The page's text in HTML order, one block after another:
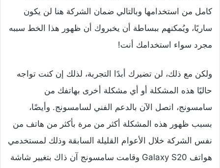
كامل من استخدامها وبالتالي ضمان الشركة هنا لن يكون
ساريًا، ويُمكنهم ببساطة أن يخبروك أن ظهور هذا الخط سببه
مجرد سواء استخدامك أنت!
ولكن مع ذلك، لن تضيرك أبدًا التجربة، لذلك إن كنت تواجه
حاليًا هذه المشكلة أو أي مشكلة أخرى بهاتفك من
سامسونج، اتصل الآن بالدعم الفني لسامسونج. وأيضًا،
بسبب ظهور هذه المشكلة أكثر من مرة بأكثر من هاتف من
نفس الشركة خلال الأعوام القليلة السابقة وذلك لمستخدمي
هواتف Galaxy S20 وقامت سامسونج آن ذاك بتغيير شاشة